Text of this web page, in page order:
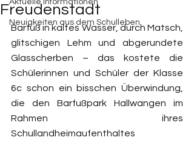
Aktuelle Informationen
Neuigkeiten aus dem Schulleben
Freudenstadt
Barfuß in kaltes Wasser, durch Matsch,
glitschigen Lehm und abgerundete
Glasscherben – das kostete die
Schülerinnen und Schüler der Klasse
6c schon ein bisschen Überwindung,
die den Barfußpark Hallwangen im
Rahmen ihres
Schullandheimaufenthaltes